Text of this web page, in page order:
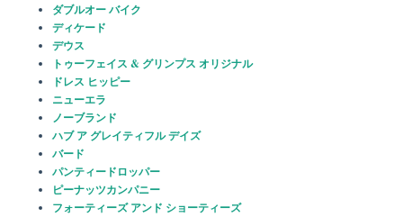
ダブルオー バイク
ディケード
デウス
トゥーフェイス & グリンプス オリジナル
ドレス ヒッピー
ニューエラ
ノーブランド
ハブ ア グレイティフル デイズ
バード
パンティードロッパー
ピーナッツカンパニー
フォーティーズ アンド ショーティーズ